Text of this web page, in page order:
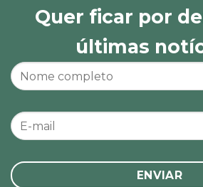
Quer ficar por
últimas